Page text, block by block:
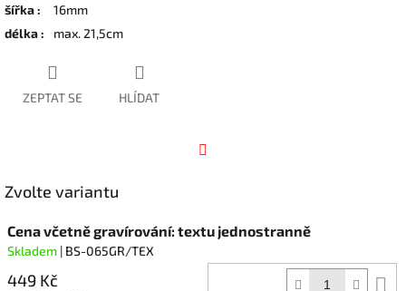
šířka:
16mm
délka: max. 21,5cm
ZEPTAT SE HLÍDAT
Zvolte variantu
Cena včetně gravírování: textu jednostranně
Skladem | BS-065GR/TEX
449 Kč